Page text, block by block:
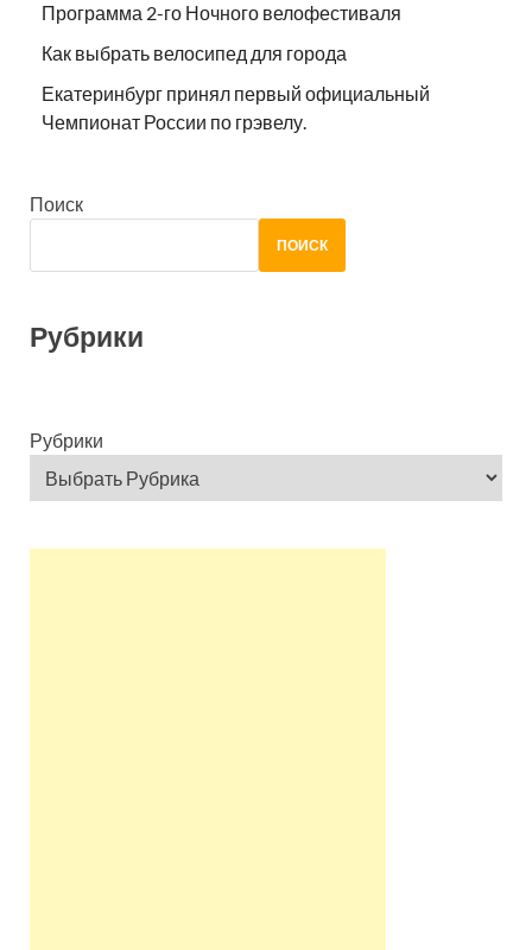
Программа 2-го Ночного велофестиваля
Как выбрать велосипед для города
Екатеринбург принял первый официальный
Чемпионат России по грэвелу.
Поиск
ПОИСК
Рубрики
Рубрики